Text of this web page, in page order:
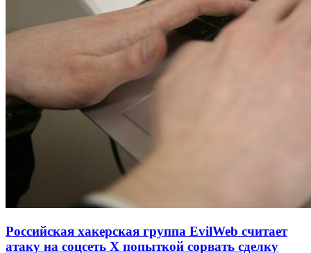
Российская хакерская группа EvilWeb считает
атаку на соцсеть Х попыткой сорвать сделку